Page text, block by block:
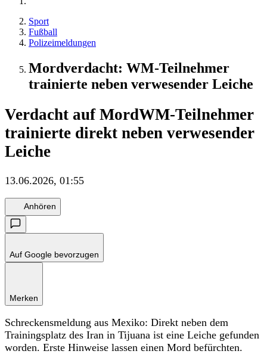
Sport
Fußball
Polizeimeldungen
Mordverdacht: WM-Teilnehmer
trainierte neben verwesender Leiche
Verdacht auf MordWM-Teilnehmer
trainierte direkt neben verwesender
Leiche
13.06.2026, 01:55
Anhören
Auf Google bevorzugen
Merken
Schreckensmeldung aus Mexiko: Direkt neben dem
Trainingsplatz des Iran in Tijuana ist eine Leiche gefunden
worden. Erste Hinweise lassen einen Mord befürchten.